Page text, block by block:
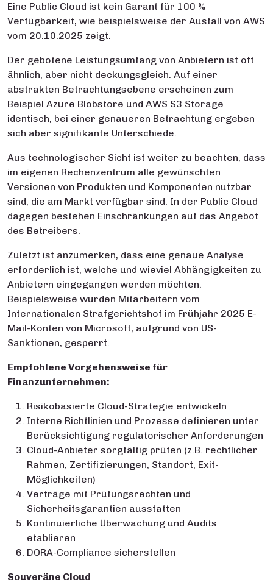
Eine Public Cloud ist kein Garant für 100 %
Verfügbarkeit, wie beispielsweise der Ausfall von AWS
vom 20.10.2025 zeigt.
Der gebotene Leistungsumfang von Anbietern ist oft
ähnlich, aber nicht deckungsgleich. Auf einer
abstrakten Betrachtungsebene erscheinen zum
Beispiel Azure Blobstore und AWS S3 Storage
identisch, bei einer genaueren Betrachtung ergeben
sich aber signifikante Unterschiede.
Aus technologischer Sicht ist weiter zu beachten, dass
im eigenen Rechenzentrum alle gewünschten
Versionen von Produkten und Komponenten nutzbar
sind, die am Markt verfügbar sind. In der Public Cloud
dagegen bestehen Einschränkungen auf das Angebot
des Betreibers.
Zuletzt ist anzumerken, dass eine genaue Analyse
erforderlich ist, welche und wieviel Abhängigkeiten zu
Anbietern eingegangen werden möchten.
Beispielsweise wurden Mitarbeitern vom
Internationalen Strafgerichtshof im Frühjahr 2025 E-
Mail-Konten von Microsoft, aufgrund von US-
Sanktionen, gesperrt.
Empfohlene Vorgehensweise für
Finanzunternehmen:
Risikobasierte Cloud-Strategie entwickeln
Interne Richtlinien und Prozesse definieren unter
Berücksichtigung regulatorischer Anforderungen
Cloud-Anbieter sorgfältig prüfen (z.B. rechtlicher
Rahmen, Zertifizierungen, Standort, Exit-
Möglichkeiten)
Verträge mit Prüfungsrechten und
Sicherheitsgarantien ausstatten
Kontinuierliche Überwachung und Audits
etablieren
DORA-Compliance sicherstellen
Souveräne Cloud